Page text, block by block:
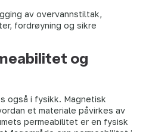
av overvannstiltak,
fordrøyning og sikre
og
også i fysikk. Magnetisk
et materiale påvirkes av
permeabilitet er en fysisk